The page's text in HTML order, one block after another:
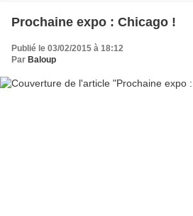
Prochaine expo : Chicago !
Publié le 03/02/2015 à 18:12
Par Baloup